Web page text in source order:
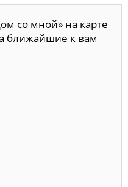
со мной» на карте
ближайшие к вам